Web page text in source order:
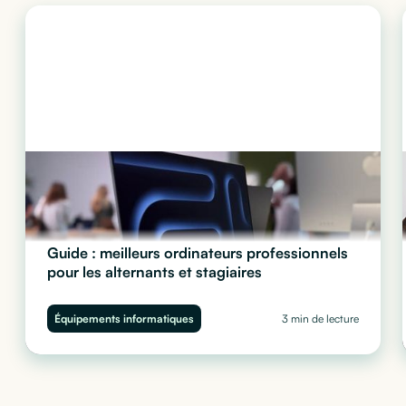
Guide : meilleurs ordinateurs professionnels
pour les alternants et stagiaires
Quel ordinateur choisir pour vos stagiaires et alternants ?
Performance, sécurité et budget : découvrez notre guide complet
pour équiper vos juniors sans impacter votre trésorerie.
Équipements informatiques 3 min de lecture